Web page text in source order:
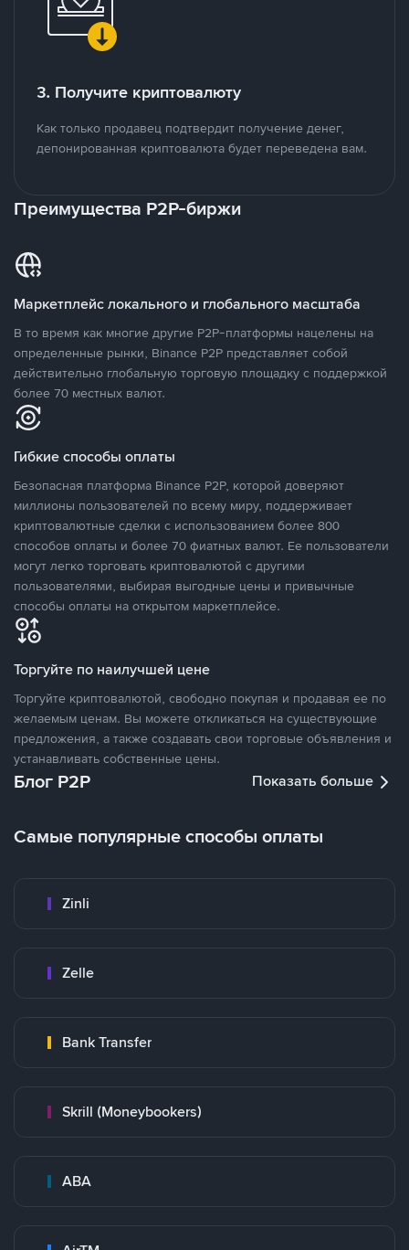
3. Получите криптовалюту
Как только продавец подтвердит получение денег,
депонированная криптовалюта будет переведена вам.
Преимущества P2P-биржи
Маркетплейс локального и глобального масштаба
В то время как многие другие P2P-платформы нацелены на
определенные рынки, Binance P2P представляет собой
действительно глобальную торговую площадку с поддержкой
более 70 местных валют.
Гибкие способы оплаты
Безопасная платформа Binance P2P, которой доверяют
миллионы пользователей по всему миру, поддерживает
криптовалютные сделки с использованием более 800
способов оплаты и более 70 фиатных валют. Ее пользователи
могут легко торговать криптовалютой с другими
пользователями, выбирая выгодные цены и привычные
способы оплаты на открытом маркетплейсе.
Торгуйте по наилучшей цене
Торгуйте криптовалютой, свободно покупая и продавая ее по
желаемым ценам. Вы можете откликаться на существующие
предложения, а также создавать свои торговые объявления и
устанавливать собственные цены.
Блог P2P Показать больше
Самые популярные способы оплаты
Zinli
Zelle
Bank Transfer
Skrill (Moneybookers)
ABA